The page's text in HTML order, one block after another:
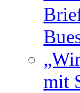
mit